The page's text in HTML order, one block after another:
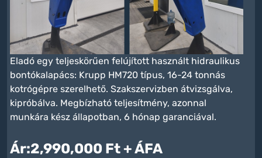
Eladó egy teljeskörűen felújított használt hidraulikus
bontókalapács: Krupp HM720 típus, 16-24 tonnás
kotrógépre szerelhető. Szakszervizben átvizsgálva,
kipróbálva. Megbízható teljesítmény, azonnal
munkára kész állapotban, 6 hónap garanciával.
Ár:2,990,000 Ft+ÁFA